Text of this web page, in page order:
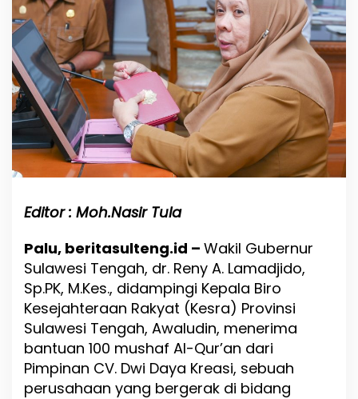
r
S
u
l
a
w
e
s
i
T
e
n
a
h
e
r
i
m
a
B
a
n
t
u
Editor : Moh.Nasir Tula
Palu, beritasulteng.id – Wakil Gubernur
Sulawesi Tengah, dr. Reny A. Lamadjido,
Sp.PK, M.Kes., didampingi Kepala Biro
Kesejahteraan Rakyat (Kesra) Provinsi
Sulawesi Tengah, Awaludin, menerima
bantuan 100 mushaf Al-Qur’an dari
Pimpinan CV. Dwi Daya Kreasi, sebuah
perusahaan yang bergerak di bidang